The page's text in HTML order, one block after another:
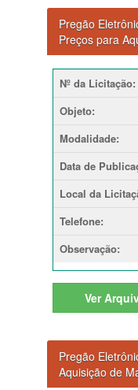
Pregão
Preços para
Nº da Licitação:
Objeto:
Modalidade:
Data de
Local da
Telefone:
Observação:
Ver
Pregão
Aquisição de